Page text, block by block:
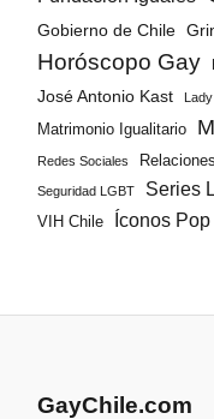
Gobierno de Chile
Horóscopo Gay
José Antonio Kast
Matrimonio Igualitario
Redes Sociales Relaciones
Seguridad LGBT Series
VIH Chile
Íconos
GayChile.com